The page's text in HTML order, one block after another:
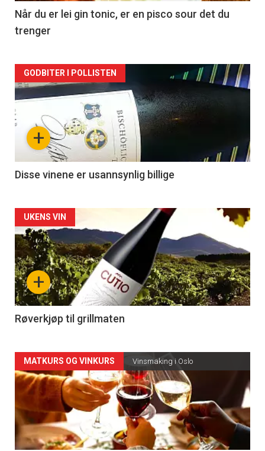
2
Når du er lei gin tonic, er en pisco sour det du
trenger
Forsiden
akkurat
nå
3
+
GODBITER I POLLISTEN
Disse vinene er usannsynlig billige
Forsiden
akkurat
nå
-
4
+
UKENS VIN
Røverkjøp til grillmaten
Forsiden
akkurat
nå
-
MATKURS OG VINKURS Vinsmaking i Oslo